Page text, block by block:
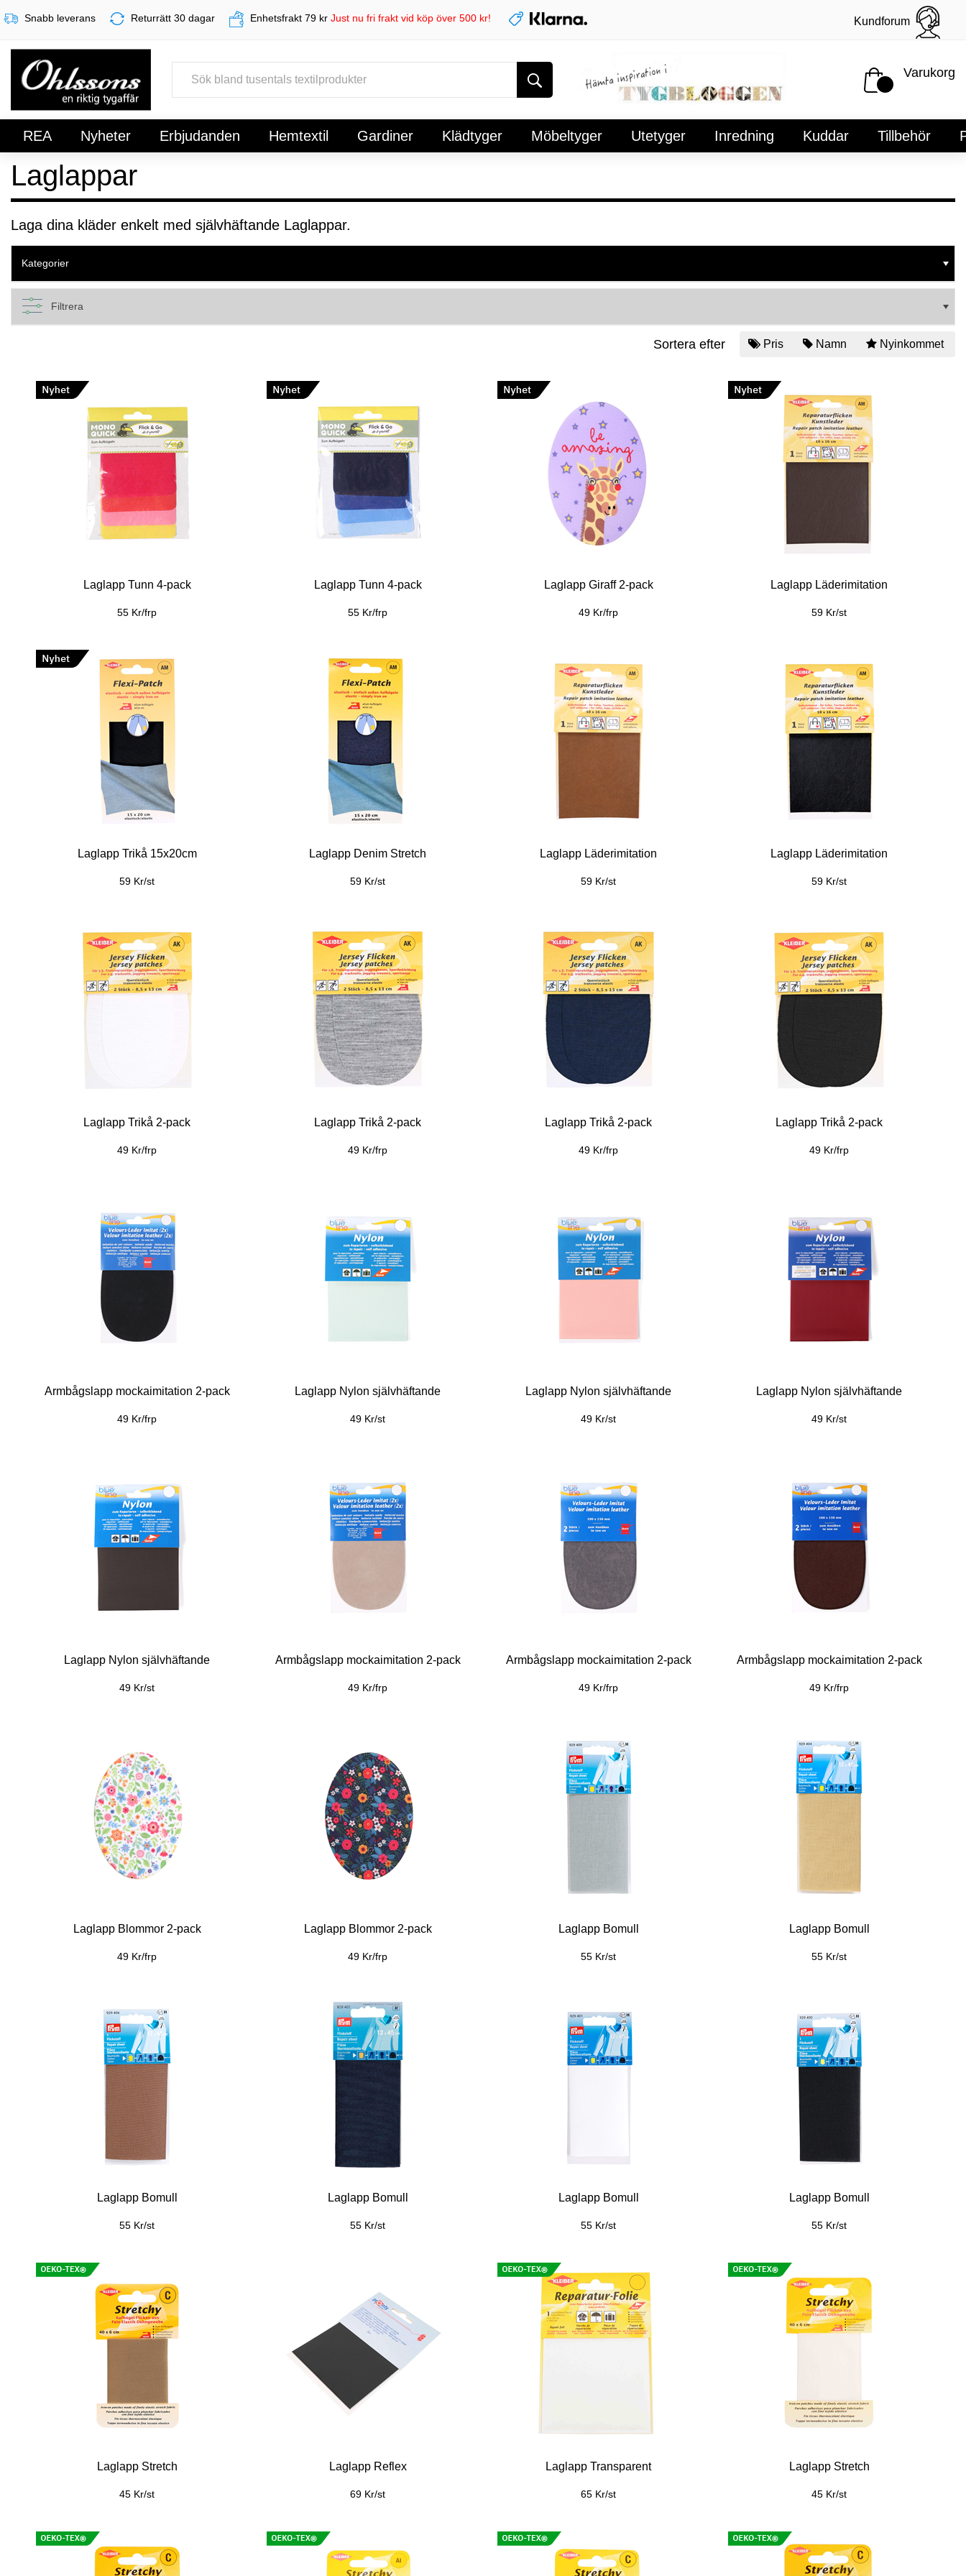
Snabb leverans Returrätt 30 dagar Enhetsfrakt 79 kr Just nu fri frakt vid köp över 500 kr! Kundforum
Varukorg
REA Nyheter Erbjudanden Hemtextil Gardiner Klädtyger Möbeltyger Utetyger Inredning Kuddar Tillbehör
Register Sign In
Laglappar
Laga dina kläder enkelt med självhäftande Laglappar.
Kategorier
Filtrera
Sortera efter Pris Namn Nyinkommet
Laglapp Tunn 4-pack
55 Kr/frp
Laglapp Tunn 4-pack
55 Kr/frp
Laglapp Giraff 2-pack
49 Kr/frp
Laglapp Läderimitation
59 Kr/st
Laglapp Trikå 15x20cm
59 Kr/st
Laglapp Denim Stretch
59 Kr/st
Laglapp Läderimitation
59 Kr/st
Laglapp Läderimitation
59 Kr/st
Laglapp Trikå 2-pack
49 Kr/frp
Laglapp Trikå 2-pack
49 Kr/frp
Laglapp Trikå 2-pack
49 Kr/frp
Laglapp Trikå 2-pack
49 Kr/frp
Armbågslapp mockaimitation 2-pack
49 Kr/frp
Laglapp Nylon självhäftande
49 Kr/st
Laglapp Nylon självhäftande
49 Kr/st
Laglapp Nylon självhäftande
49 Kr/st
Laglapp Nylon självhäftande
49 Kr/st
Armbågslapp mockaimitation 2-pack
49 Kr/frp
Armbågslapp mockaimitation 2-pack
49 Kr/frp
Armbågslapp mockaimitation 2-pack
49 Kr/frp
Laglapp Blommor 2-pack
49 Kr/frp
Laglapp Blommor 2-pack
49 Kr/frp
Laglapp Bomull
55 Kr/st
Laglapp Bomull
55 Kr/st
Laglapp Bomull
55 Kr/st
Laglapp Bomull
55 Kr/st
Laglapp Bomull
55 Kr/st
Laglapp Bomull
55 Kr/st
Laglapp Stretch
45 Kr/st
Laglapp Reflex
69 Kr/st
Laglapp Transparent
65 Kr/st
Laglapp Stretch
45 Kr/st